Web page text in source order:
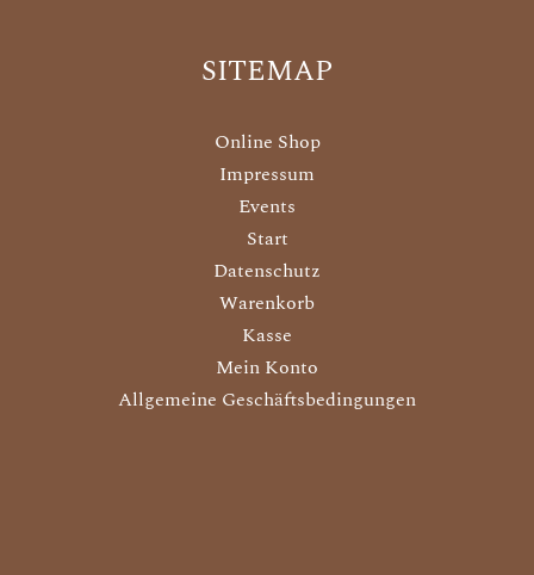
SITEMAP
Online Shop
Impressum
Events
Start
Datenschutz
Warenkorb
Kasse
Mein Konto
Allgemeine Geschäftsbedingungen